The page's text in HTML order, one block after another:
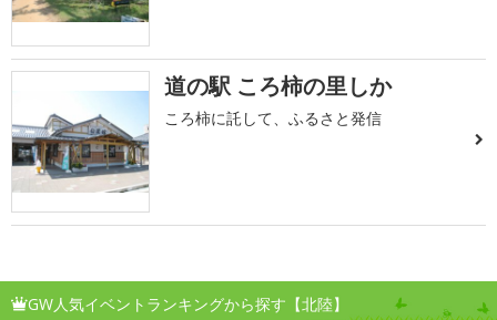
道の駅 ころ柿の里しか
ころ柿に託して、ふるさと発信
GW人気イベントランキングから探す【北陸】